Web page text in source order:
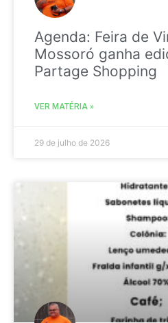
Agenda: Feira de
Mossoró ganha
Partage Shopping
VER MATÉRIA »
29 de julho de 2026